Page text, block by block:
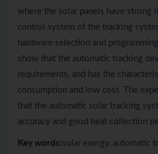
where the solar panels have strong
control system of the tracking
hardware selection and
show that the automatic tracking
requirements, and has the
consumption and low cost. The
that the automatic solar tracking
accuracy and good heat collection
Key words:solar energy, automatic